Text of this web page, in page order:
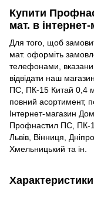
Купити
мат. в
Для того, щоб
мат. оформіть
телефонами,
відвідати наш
ПС, ПК-15 Китай 0,4
повний асортимент,
Інтернет-магазин
Профнастил ПС, ПК-
Львів, Вінниця,
Хмельницький та ін.
Характеристики